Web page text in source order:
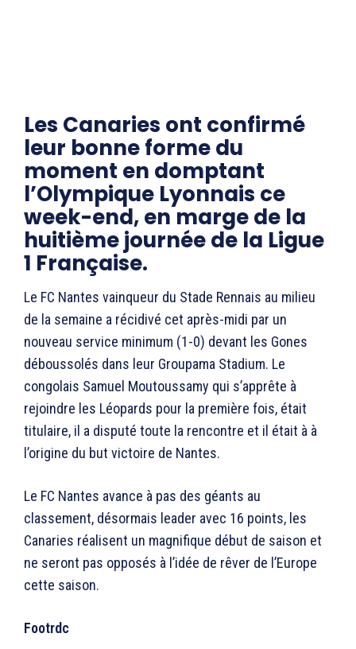
Les Canaries ont confirmé
leur bonne forme du
moment en domptant
l’Olympique Lyonnais ce
week-end, en marge de la
huitième journée de la Ligue
1 Française.
Le FC Nantes vainqueur du Stade Rennais au milieu
de la semaine a récidivé cet après-midi par un
nouveau service minimum (1-0) devant les Gones
déboussolés dans leur Groupama Stadium. Le
congolais Samuel Moutoussamy qui s’apprête à
rejoindre les Léopards pour la première fois, était
titulaire, il a disputé toute la rencontre et il était à à
l’origine du but victoire de Nantes.
Le FC Nantes avance à pas des géants au
classement, désormais leader avec 16 points, les
Canaries réalisent un magnifique début de saison et
ne seront pas opposés à l’idée de rêver de l’Europe
cette saison.
Footrdc